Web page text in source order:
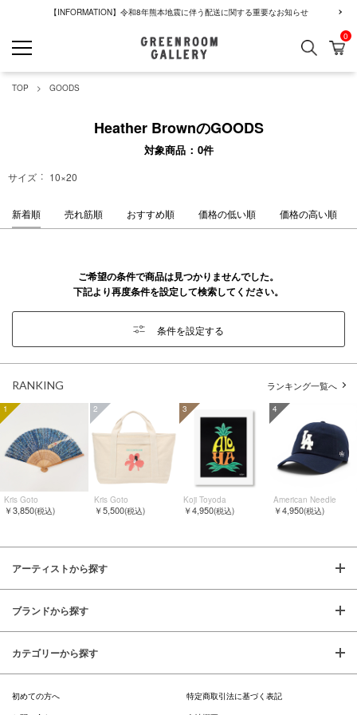
【INFORMATION】令和8年熊本地震に伴う配送に関する重要なお知らせ
検索 カ
0
TOP GOODS
Heather BrownのGOODS
対象商品 0件
サイズ 10×20
新着順 売れ筋順 おすすめ順 価格の低い順 価格の高い順
ご希望の条件で商品は見つかりませんでした。
下記より再度条件を設定して検索してください。
条件を設定する
RANKING ランキング一覧へ
1
Kris Goto
￥3,850(税込)
2
Kris Goto
￥5,500(税込)
3
Koji Toyoda
￥4,950(税込)
4
American Needle
￥4,950(税込)
アーティストから探す
ブランドから探す
カテゴリーから探す
初めての方へ
特定商取引法に基づく表記